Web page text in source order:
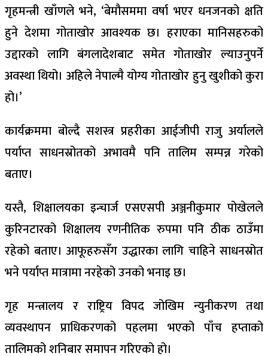
गृहमन्त्री खाँणले भने, ‘बेमौसममा वर्षा भएर धनजनको क्षति
हुने देशमा गोताखोर आवश्यक छ। हराएका मानिसहरुको
उद्दारको लागि बंगलादेशबाट समेत गोताखोर ल्याउनुपर्ने
अवस्था थियो। अहिले नेपाल्मै योग्य गोताखोर हुनु खुशीको कुरा
हो।’
कार्यक्रममा बोल्दै सशस्त्र प्रहरीका आईजीपी राजु अर्यालले
पर्याप्त साधनस्रोतको अभावमै पनि तालिम सम्पन्न गरेको
बताए।
यस्तै, शिक्षालयका इन्चार्ज एसएसपी अञ्जनीकुमार पोखेलले
कुरिनटारको शिक्षालय रणनीतिक रुपमा पनि ठीक ठाउँमा
रहेको बताए। आफूहरुसँग उद्धारका लागि चाहिने साधनस्रोत
भने पर्याप्त मात्रामा नरहेको उनको भनाइ छ।
गृह मन्त्रालय र राष्ट्रिय विपद जोखिम न्युनीकरण तथा
व्यवस्थापन प्राधिकरणको पहलमा भएको पाँच हप्ताको
तालिमको शनिबार समापन गरिएको हो।